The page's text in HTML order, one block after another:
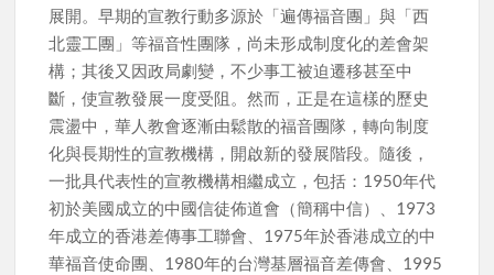
展開。早期的宣教行動多源於「遍傳福音團」與「西
北靈工團」等福音性團隊，尚未形成制度化的差會架
構；其後又因政局劇變，不少事工被迫遷移甚至中
斷，使宣教發展一度受阻。然而，正是在這樣的歷史
震盪中，華人教會逐漸由鬆散的福音團隊，轉向制度
化與長期性的宣教機構，開啟新的發展階段。隨後，
一批具代表性的宣教機構相繼成立，包括：1950年代
初於美國成立的中國信徒佈道會（簡稱中信）、1973
年成立的香港差傳事工聯會、1975年於香港成立的中
華福音使命團、1980年的台灣基層福音差傳會、1995